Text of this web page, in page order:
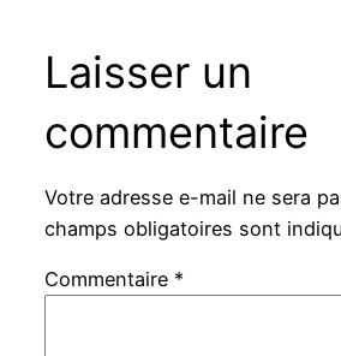
Laisser un
commentaire
Votre adresse e-mail ne sera
champs obligatoires sont
Commentaire *